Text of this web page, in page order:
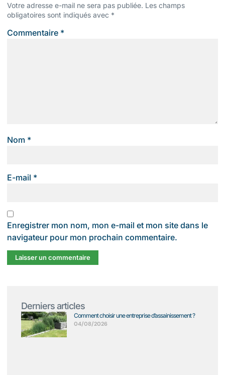
Votre adresse e-mail ne sera pas publiée. Les champs
obligatoires sont indiqués avec *
Commentaire *
Nom *
E-mail *
Enregistrer mon nom, mon e-mail et mon site dans le
navigateur pour mon prochain commentaire.
Derniers articles
Comment choisir une entreprise d’assainissement ?
04/08/2026